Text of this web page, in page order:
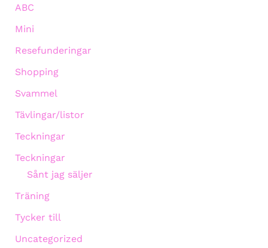
ABC
Mini
Resefunderingar
Shopping
Svammel
Tävlingar/listor
Teckningar
Teckningar
Sånt jag säljer
Träning
Tycker till
Uncategorized